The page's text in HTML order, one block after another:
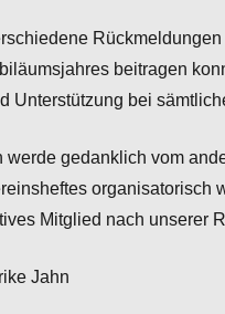
beitragen
Unterstützung bei
werde gedanklich vom
organisatorisch
Mitglied nach unserer
Jahn